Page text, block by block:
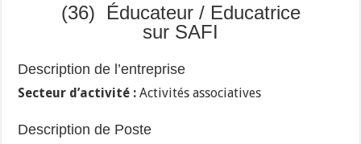
(36) Éducateur / Educatrice
sur SAFI
Description de l’entreprise
Secteur d’activité : Activités associatives
Description de Poste